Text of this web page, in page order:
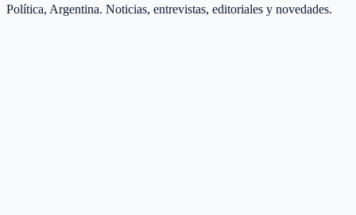
Política, Argentina. Noticias, entrevistas, editoriales y novedades.